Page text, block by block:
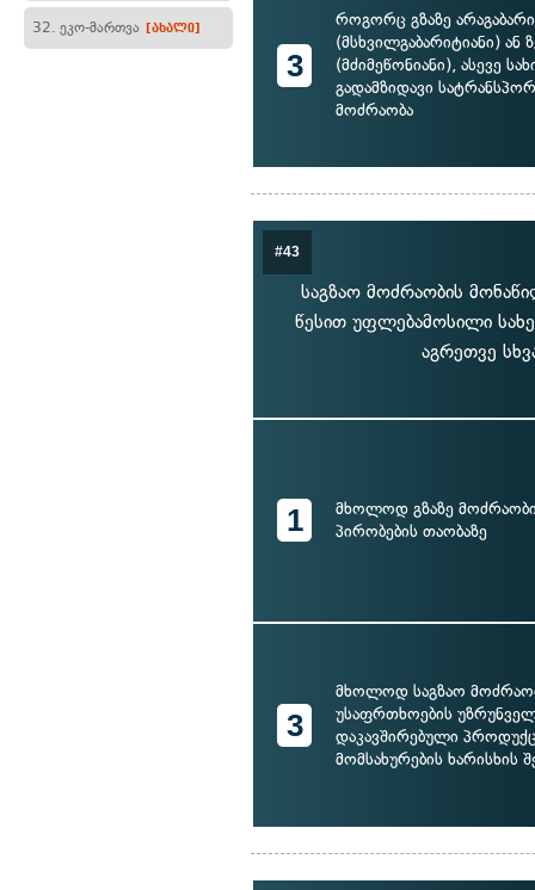
32. ეკო-მართვა [ახალი]
3
როგორც გზაზე
(მსხვილგაბარიტიანი) ან
(მძიმეწონიანი), ასევე
გადამზიდავი
მოძრაობა
#43
საგზაო მოძრაობის
წესით უფლებამოსილი
აგრეთვე
1
მხოლოდ გზაზე
პირობების თაობაზე
3
მხოლოდ საგზაო
უსაფრთხოების
დაკავშირებული
მომსახურების ხარისხის